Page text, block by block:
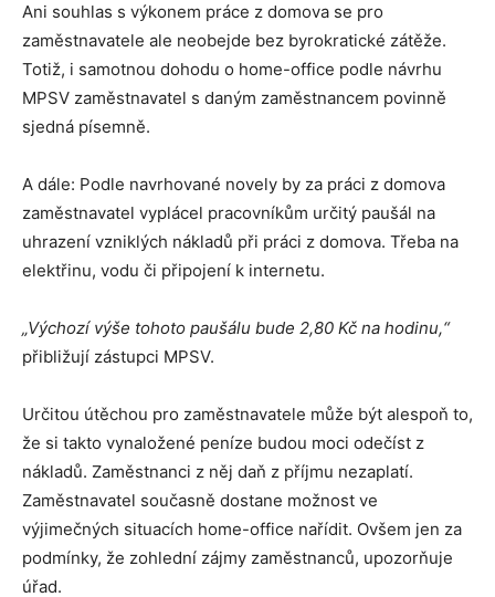
Ani souhlas s výkonem práce z domova se pro
zaměstnavatele ale neobejde bez byrokratické zátěže.
Totiž, i samotnou dohodu o home-office podle návrhu
MPSV zaměstnavatel s daným zaměstnancem povinně
sjedná písemně.
A dále: Podle navrhované novely by za práci z domova
zaměstnavatel vyplácel pracovníkům určitý paušál na
uhrazení vzniklých nákladů při práci z domova. Třeba na
elektřinu, vodu či připojení k internetu.
„Výchozí výše tohoto paušálu bude 2,80 Kč na hodinu,“
přibližují zástupci MPSV.
Určitou útěchou pro zaměstnavatele může být alespoň to,
že si takto vynaložené peníze budou moci odečíst z
nákladů. Zaměstnanci z něj daň z příjmu nezaplatí.
Zaměstnavatel současně dostane možnost ve
výjimečných situacích home-office nařídit. Ovšem jen za
podmínky, že zohlední zájmy zaměstnanců, upozorňuje
úřad.